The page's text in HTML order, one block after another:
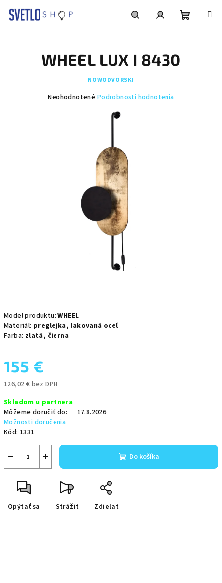
Model produktu:WHEEL
Materiál: preglejka, lakovaná oceľ
Farba: zlatá, čierna
155 €
126,02 € bez DPH
cena:
Skladom u partnera
Môžeme doručiť do:
17.8.2026
Možnosti doručenia
Kód: 1331
+
− Do košíka
Opýtať sa Strážiť Zdieľať
WHEEL LUX I 8430
NOWODVORSKI
Priemerné
Neohodnotené Podrobnosti hodnotenia